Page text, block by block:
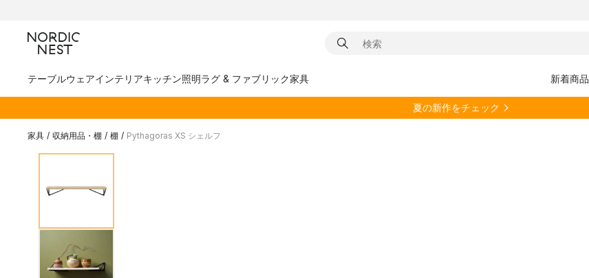
テーブルウェアインテリアキッチン照明ラグ & ファブリック家具 新着商品
夏の新作をチェック
家具 / 収納用品・棚 / 棚 / Pythagoras XS シェルフ